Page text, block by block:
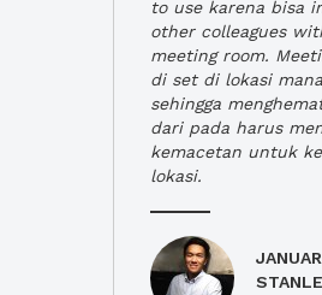
to use karena bisa
other colleagues
meeting room.
di set di lokasi
sehingga
dari pada harus
kemacetan untuk
lokasi.